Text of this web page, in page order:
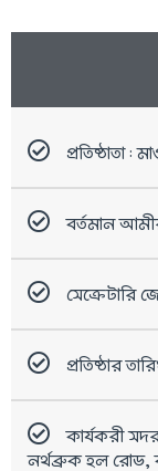
প্রতিষ্ঠাতা :
বর্তমান
সেক্রেটারি
প্রতিষ্ঠার
কার্যকরী
নর্থব্রুক হল রোড,